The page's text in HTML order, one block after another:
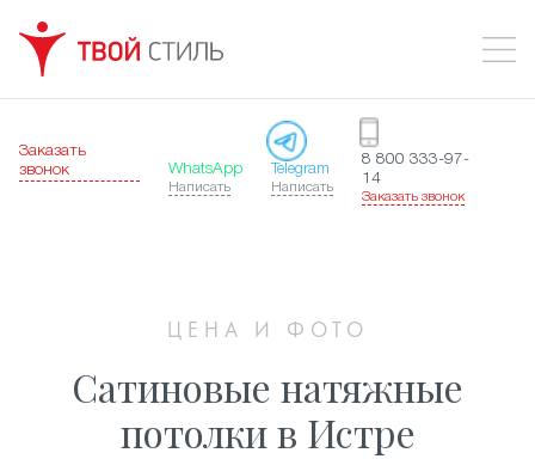
Заказать
звонок
WhatsApp
Написать
Telegram
Написать
8 800 333-97-
14
Заказать звонок
ЦЕНА И ФОТО
Сатиновые натяжные
потолки в Истре